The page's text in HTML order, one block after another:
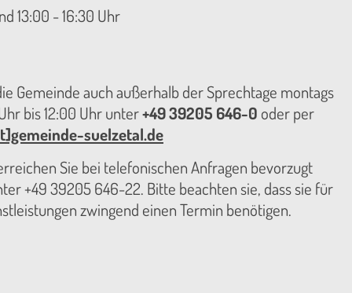
13:00 - 16:30 Uhr
Gemeinde auch außerhalb der Sprechtage montags
bis 12:00 Uhr unter+49 39205 646-0 oder per
suelzetal.de
Sie bei telefonischen Anfragen bevorzugt
+49 39205 646-22. Bitte beachten sie, dass sie für
zwingend einen Termin benötigen.